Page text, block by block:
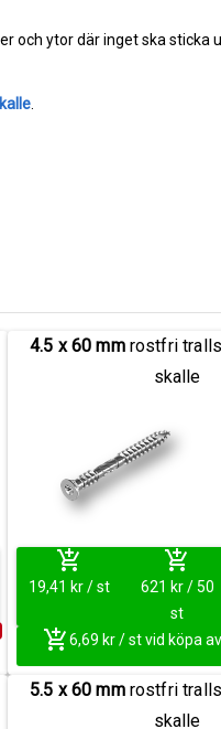
och ytor där inget ska sticka
4.5 x 60 mmrostfri
skalle
add_shopping_cart
19,41 kr / st
add_shopping_cart
621 kr / 50
st
add_shopping_cart6,69 kr / st vid köpa
5.5 x 60 mmrostfri
skalle